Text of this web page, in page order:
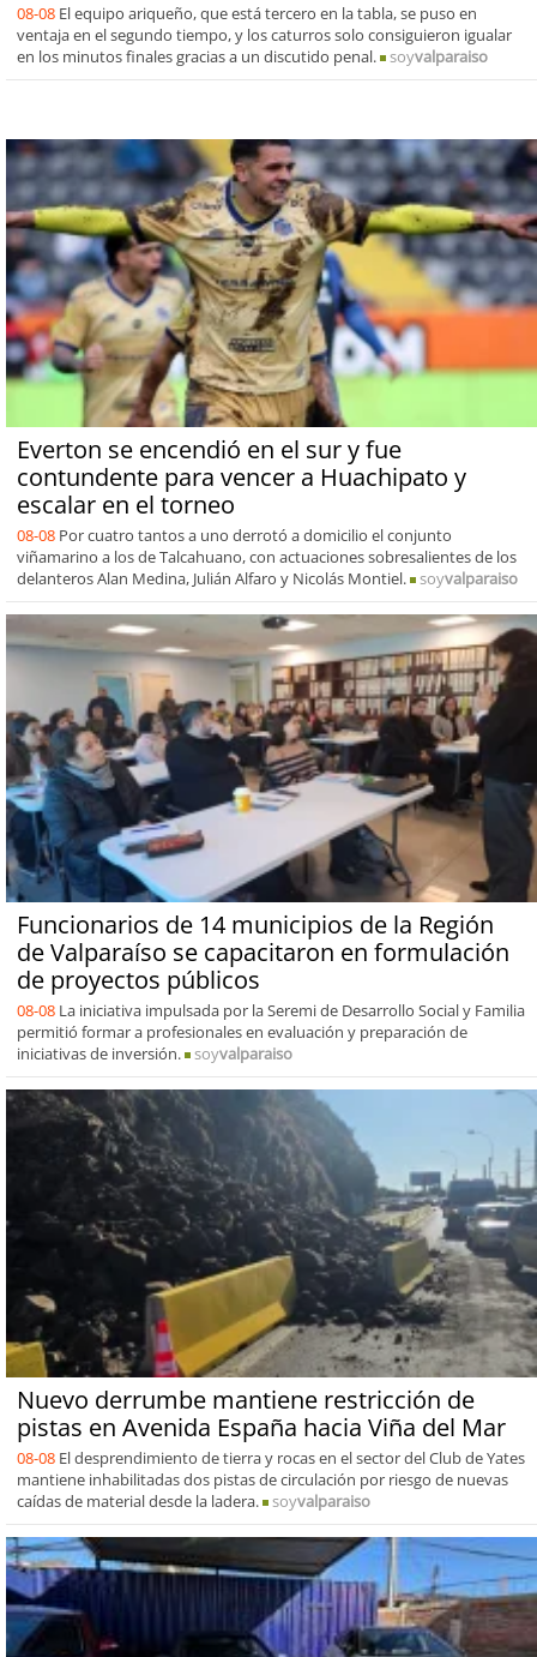
08-08 El equipo ariqueño, que está tercero en la tabla, se puso en
ventaja en el segundo tiempo, y los caturros solo consiguieron igualar
en los minutos finales gracias a un discutido penal.
soyvalparaiso
Everton se encendió en el sur y fue
contundente para vencer a Huachipato y
escalar en el torneo
08-08 Por cuatro tantos a uno derrotó a domicilio el conjunto
viñamarino a los de Talcahuano, con actuaciones sobresalientes de los
delanteros Alan Medina, Julián Alfaro y Nicolás Montiel.
soyvalparaiso
Funcionarios de 14 municipios de la Región
de Valparaíso se capacitaron en formulación
de proyectos públicos
08-08 La iniciativa impulsada por la Seremi de Desarrollo Social y Familia
permitió formar a profesionales en evaluación y preparación de
iniciativas de inversión.
soyvalparaiso
Nuevo derrumbe mantiene restricción de
pistas en Avenida España hacia Viña del Mar
08-08 El desprendimiento de tierra y rocas en el sector del Club de Yates
mantiene inhabilitadas dos pistas de circulación por riesgo de nuevas
caídas de material desde la ladera.
soyvalparaiso